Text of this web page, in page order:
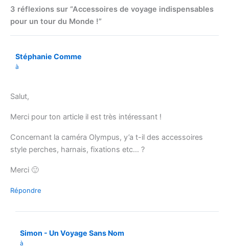
3 réflexions sur “Accessoires de voyage indispensables
pour un tour du Monde !”
Stéphanie Comme
à
Salut,
Merci pour ton article il est très intéressant !
Concernant la caméra Olympus, y’a t-il des accessoires
style perches, harnais, fixations etc… ?
Merci 🙂
Répondre
Simon - Un Voyage Sans Nom
à